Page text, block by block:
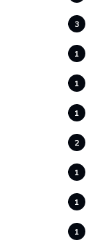
3
1
1
1
2
1
1
1